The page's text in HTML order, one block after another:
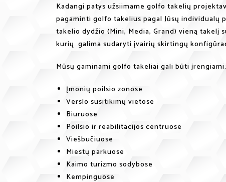
Kadangi patys užsiimame golfo takelių
pagaminti golfo takelius pagal Jūsų individualų
takelio dydžio (Mini, Media, Grand) vieną takelį
kurių galima sudaryti įvairių skirtingų
Mūsų gaminami golfo takeliai gali būti įrengiami:
Įmonių poilsio zonose
Verslo susitikimų vietose
Biuruose
Poilsio ir reabilitacijos centruose
Viešbučiuose
Miestų parkuose
Kaimo turizmo sodybose
Kempinguose